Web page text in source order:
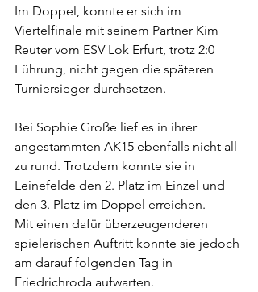
Im Doppel, konnte er sich im
Viertelfinale mit seinem Partner Kim
Reuter vom ESV Lok Erfurt, trotz 2:0
Führung, nicht gegen die späteren
Turniersieger durchsetzen.
Bei Sophie Große lief es in ihrer
angestammten AK15 ebenfalls nicht all
zu rund. Trotzdem konnte sie in
Leinefelde den 2. Platz im Einzel und
den 3. Platz im Doppel erreichen.
Mit einen dafür überzeugenderen
spielerischen Auftritt konnte sie jedoch
am darauf folgenden Tag in
Friedrichroda aufwarten.